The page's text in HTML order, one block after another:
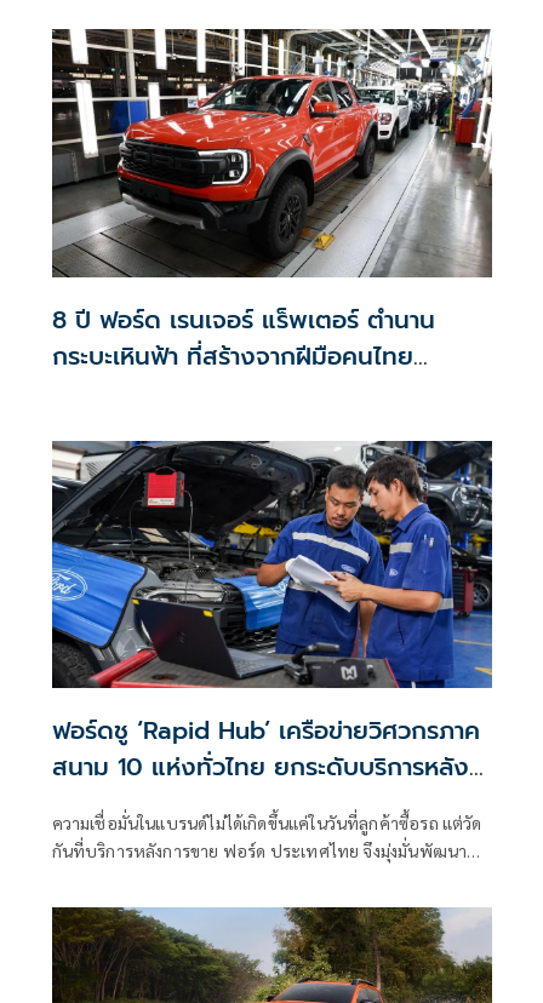
8 ปี ฟอร์ด เรนเจอร์ แร็พเตอร์ ตำนาน
กระบะเหินฟ้า ที่สร้างจากฝีมือคนไทย
ฟอร์ดชู ‘Rapid Hub’ เครือข่ายวิศวกรภาค
สนาม 10 แห่งทั่วไทย ยกระดับบริการหลัง
การขาย
ความเชื่อมั่นในแบรนด์ไม่ได้เกิดขึ้นแค่ในวันที่ลูกค้าซื้อรถ แต่วัด
กันที่บริการหลังการขาย ฟอร์ด ประเทศไทย จึงมุ่งมั่นพัฒนา